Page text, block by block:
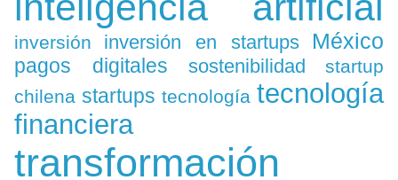
inversión inversión en startups México
pagos digitales sostenibilidad
startup
chilena startups tecnología tecnología
financiera
transformación